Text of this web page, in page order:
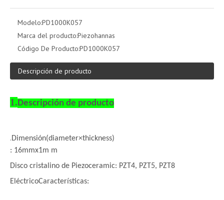
Modelo:PD1000K057
Marca del producto:Piezohannas
Código De Producto:PD1000K057
Descripción de producto
1.Descripción de producto
.Dimensión(diameter×thickness)
: 16mmx1m m
Disco cristalino de Piezoceramic: PZT4, PZT5, PZT8
EléctricoCaracterísticas: